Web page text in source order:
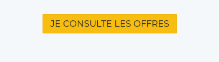
JE CONSULTE LES OFFRES